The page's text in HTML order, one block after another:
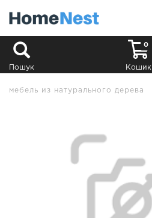
Пошук
0
Кошик
мебель из натурального дерева